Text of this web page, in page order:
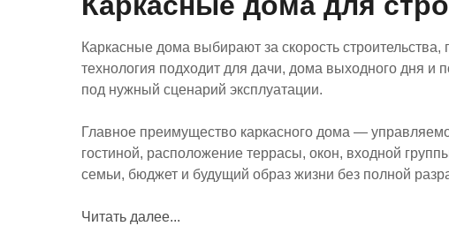
Каркасные дома выбирают за скорость
технология подходит для дачи, дома выходного дня и
под нужный сценарий эксплуатации.
Главное преимущество каркасного дома —
гостиной, расположение террасы, окон, входной
семьи, бюджет и будущий образ жизни без полной
Читать далее...